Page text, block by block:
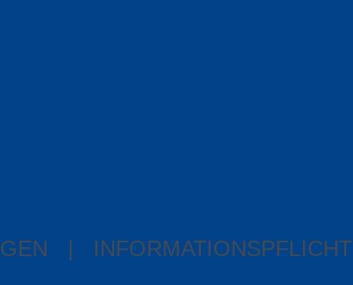
INFORMATIONSPFLICHT